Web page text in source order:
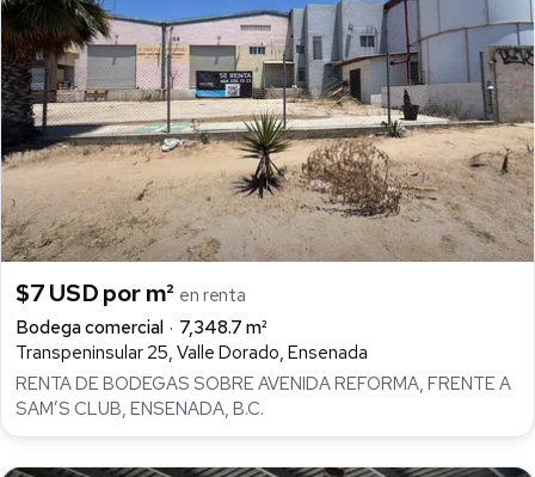
$7 USD por m² en renta
Bodega comercial
7,348.7 m²
Transpeninsular 25, Valle Dorado, Ensenada
RENTA DE BODEGAS SOBRE AVENIDA REFORMA, FRENTE A
SAM’S CLUB, ENSENADA, B.C.